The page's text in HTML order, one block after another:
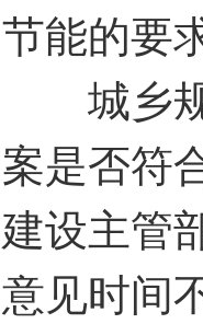
节能的要
城乡规
案是否符
建设主管
意见时间